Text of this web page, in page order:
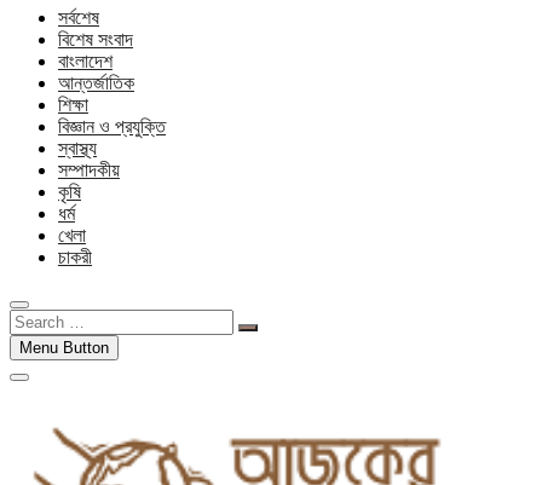
সর্বশেষ
বিশেষ সংবাদ
বাংলাদেশ
আন্তর্জাতিক
শিক্ষা
বিজ্ঞান ও প্রযুক্তি
স্বাস্থ্য
সম্পাদকীয়
কৃষি
ধর্ম
খেলা
চাকরী
Search
…Menu Button